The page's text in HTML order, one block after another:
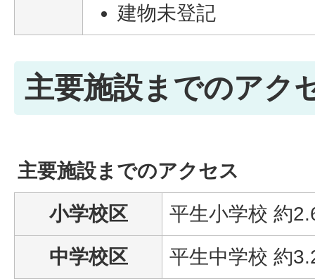
建物未登記
主要施設までのアク
主要施設までのアクセス
小学校区
平生小学校 約
中学校区
平生中学校 約